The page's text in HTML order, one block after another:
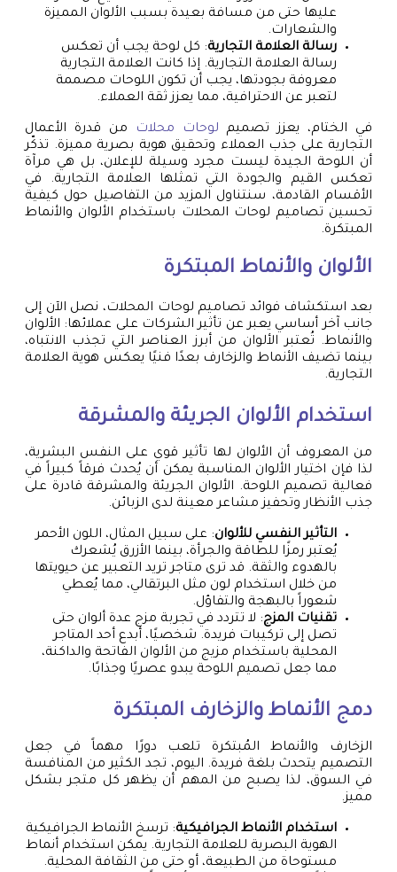
عليها حتى من مسافة بعيدة بسبب الألوان المميزة
والشعارات.
رسالة العلامة التجارية: كل لوحة يجب أن تعكس
رسالة العلامة التجارية. إذا كانت العلامة التجارية
معروفة بجودتها، يجب أن تكون اللوحات مصممة
لتعبر عن الاحترافية، مما يعزز ثقة العملاء.
في الختام، يعزز تصميم لوحات محلات
من قدرة الأعمال
التجارية على جذب العملاء وتحقيق هوية بصرية مميزة. تذكّر
أن اللوحة الجيدة ليست مجرد وسيلة للإعلان، بل هي مرآة
تعكس القيم والجودة التي تمثلها العلامة التجارية. في
الأقسام القادمة، سنتناول المزيد من التفاصيل حول كيفية
تحسين تصاميم لوحات المحلات باستخدام الألوان والأنماط
المبتكرة.
الألوان والأنماط المبتكرة
بعد استكشاف فوائد تصاميم لوحات المحلات، نصل الآن إلى
جانب آخر أساسي يعبر عن تأثير الشركات على عملائها: الألوان
والأنماط. تُعتبر الألوان من أبرز العناصر التي تجذب الانتباه،
بينما تضيف الأنماط والزخارف بعدًا فنيًا يعكس هوية العلامة
التجارية.
استخدام الألوان الجريئة والمشرقة
من المعروف أن الألوان لها تأثير قوي على النفس البشرية،
لذا فإن اختيار الألوان المناسبة يمكن أن يُحدث فرقاً كبيراً في
فعالية تصميم اللوحة. الألوان الجريئة والمشرقة قادرة على
جذب الأنظار وتحفيز مشاعر معينة لدى الزبائن.
التأثير النفسي للألوان: على سبيل المثال، اللون الأحمر
يُعتبر رمزًا للطاقة والجرأة، بينما الأزرق يُشعرك
بالهدوء والثقة. قد ترى متاجر تريد التعبير عن حيويتها
من خلال استخدام لون مثل البرتقالي، مما يُعطي
شعوراً بالبهجة والتفاؤل.
تقنيات المزج: لا تتردد في تجربة مزج عدة ألوان حتى
تصل إلى تركيبات فريدة. شخصيًا، أبدع أحد المتاجر
المحلية باستخدام مزيج من الألوان الفاتحة والداكنة،
مما جعل تصميم اللوحة يبدو عصريًا وجذابًا.
دمج الأنماط والزخارف المبتكرة
الزخارف والأنماط المُبتكرة تلعب دورًا مهماً في جعل
التصميم يتحدث بلغة فريدة. اليوم، تجد الكثير من المنافسة
في السوق، لذا يصبح من المهم أن يظهر كل متجر بشكل
مميز.
استخدام الأنماط الجرافيكية: ترسخ الأنماط الجرافيكية
الهوية البصرية للعلامة التجارية. يمكن استخدام أنماط
مستوحاة من الطبيعة، أو حتى من الثقافة المحلية.